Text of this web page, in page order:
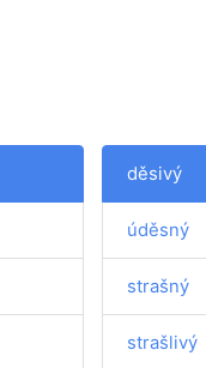
děsivý
úděsný
strašný
strašlivý